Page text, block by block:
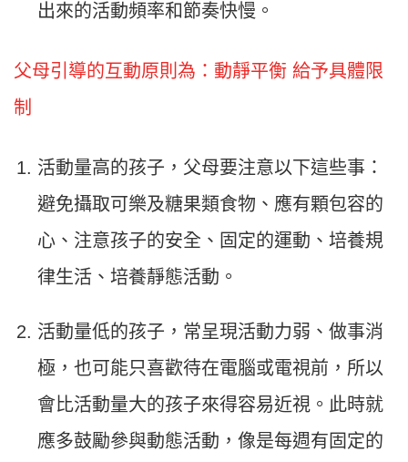
出來的活動頻率和節奏快慢。
父母引導的互動原則為：動靜平衡 給予具體限
制
活動量高的孩子，父母要注意以下這些事：
避免攝取可樂及糖果類食物、應有顆包容的
心、注意孩子的安全、固定的運動、培養規
律生活、培養靜態活動。
活動量低的孩子，常呈現活動力弱、做事消
極，也可能只喜歡待在電腦或電視前，所以
會比活動量大的孩子來得容易近視。此時就
應多鼓勵參與動態活動，像是每週有固定的